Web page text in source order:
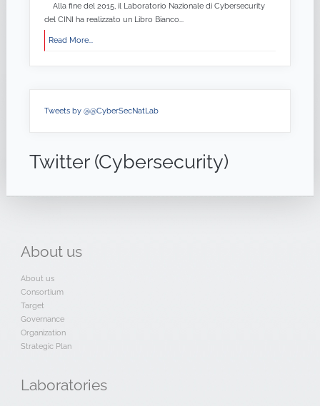
Alla fine del 2015, il Laboratorio Nazionale di Cybersecurity
del CINI ha realizzato un Libro Bianco...
Read More...
Tweets by @@CyberSecNatLab
Twitter (Cybersecurity)
About us
About us
Consortium
Target
Governance
Organization
Strategic Plan
Laboratories